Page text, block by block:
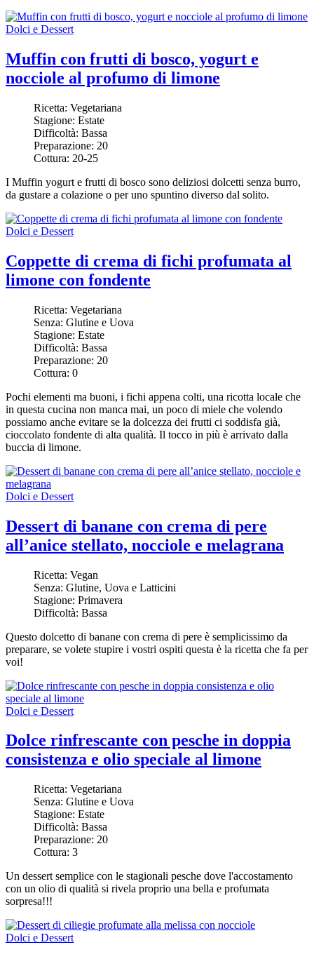
Dolci e Dessert
Muffin con frutti di bosco, yogurt e
nocciole al profumo di limone
Ricetta: Vegetariana
Stagione: Estate
Difficoltà: Bassa
Preparazione: 20
Cottura: 20-25
I Muffin yogurt e frutti di bosco sono deliziosi dolcetti senza burro,
da gustare a colazione o per uno spuntino diverso dal solito.
Dolci e Dessert
Coppette di crema di fichi profumata al
limone con fondente
Ricetta: Vegetariana
Senza: Glutine e Uova
Stagione: Estate
Difficoltà: Bassa
Preparazione: 20
Cottura: 0
Pochi elementi ma buoni, i fichi appena colti, una ricotta locale che
in questa cucina non manca mai, un poco di miele che volendo
possiamo anche evitare se la dolcezza dei frutti ci soddisfa già,
cioccolato fondente di alta qualità. Il tocco in più è arrivato dalla
buccia di limone.
Dolci e Dessert
Dessert di banane con crema di pere
all’anice stellato, nocciole e melagrana
Ricetta: Vegan
Senza: Glutine, Uova e Latticini
Stagione: Primavera
Difficoltà: Bassa
Questo dolcetto di banane con crema di pere è semplicissimo da
preparare, se volete stupire i vostri ospiti questa è la ricetta che fa per
voi!
Dolci e Dessert
Dolce rinfrescante con pesche in doppia
consistenza e olio speciale al limone
Ricetta: Vegetariana
Senza: Glutine e Uova
Stagione: Estate
Difficoltà: Bassa
Preparazione: 20
Cottura: 3
Un dessert semplice con le stagionali pesche dove l'accostamento
con un olio di qualità si rivela proprio una bella e profumata
sorpresa!!!
Dolci e Dessert